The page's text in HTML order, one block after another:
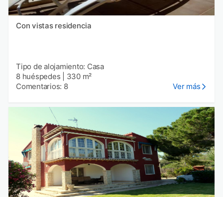
Con vistas residencia
Tipo de alojamiento: Casa
8 huéspedes
330 m²
Comentarios: 8
Ver más